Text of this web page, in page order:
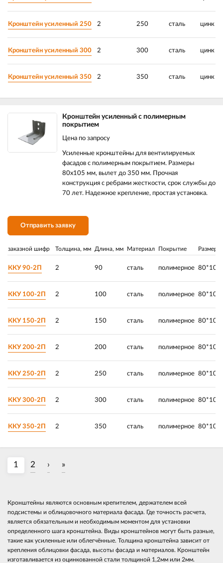
Кронштейн усиленный 250 2 250 сталь цинк
Кронштейн усиленный 300 2 300 сталь цинк
Кронштейн усиленный 350 2 350 сталь цинк
Кронштейн усиленный с полимерным
покрытием
Цена по запросу
Усиленные кронштейны для вентилируемых
фасадов с полимерным покрытием. Размеры
80х105 мм, вылет до 350 мм. Прочная
конструкция с ребрами жесткости, срок службы до
70 лет. Надежное крепление, простая установка.
Отправить заявку
заказной шифр Толщина, мм Длина, мм Материал Покрытие Размер,
ККУ 90-2П 2 90 сталь полимерное
ККУ 100-2П 2 100 сталь полимерное
ККУ 150-2П 2 150 сталь полимерное
ККУ 200-2П 2 200 сталь полимерное
ККУ 250-2П 2 250 сталь полимерное
ККУ 300-2П 2 300 сталь полимерное
ККУ 350-2П 2 350 сталь полимерное
1 2 › »
Кронштейны являются основным крепителем, держателем всей
подсистемы и облицовочного материала фасада. Где точность расчета,
является обязательным и необходимым моментом для установки
определенного шага кронштейна. Виды кронштейнов могут быть разные,
такие как усиленные или облегчённые. Толщина кронштейна зависит от
крепления облицовки фасада, высоты фасада и материалов. Кронштейн
изготавливается из оцинкованной стали толщиной 1,2мм или 2мм.